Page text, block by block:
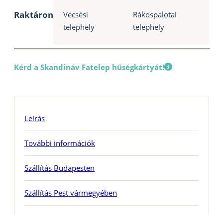
Raktáron
Vecsési
telephely
Rákospalotai
telephely
Kérd a Skandináv Fatelep hűségkártyát!
Leírás
További információk
Szállítás Budapesten
Szállítás Pest vármegyében